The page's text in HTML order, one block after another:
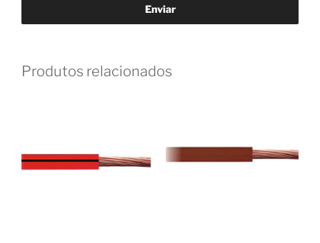
Produtos relacionados